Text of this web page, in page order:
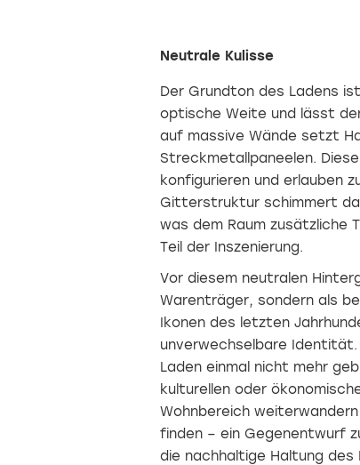
Neutrale Kulisse
Der Grundton des Ladens
optische Weite und lässt
auf massive Wände setzt
Streckmetallpaneelen.
konfigurieren und erlauben
Gitterstruktur schimmert
was dem Raum zusätzliche
Teil der Inszenierung.
Vor diesem neutralen
Warenträger, sondern als
Ikonen des letzten
unverwechselbare Identität.
Laden einmal nicht mehr
kulturellen oder
Wohnbereich
finden – ein Gegenentwurf
die nachhaltige Haltung